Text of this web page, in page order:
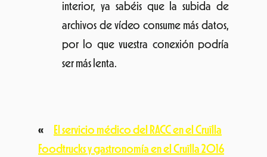
interior, ya sabéis que la subida de
archivos de vídeo consume más datos,
por lo que vuestra conexión podría
ser más lenta.
«
El servicio médico del RACC en el Cruïlla
Foodtrucks y gastronomía en el Cruïlla 2016